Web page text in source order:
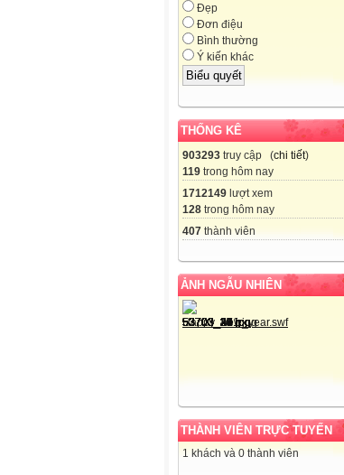
Đẹp
Đơn điệu
Bình thường
Ý kiến khác
THỐNG KÊ
903293 truy cập (chi tiết)
119 trong hôm nay
1712149 lượt xem
128 trong hôm nay
407 thành viên
ẢNH NGẪU NHIÊN
THÀNH VIÊN TRỰC TUYẾN
1 khách và 0 thành viên